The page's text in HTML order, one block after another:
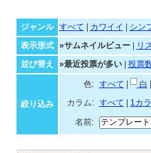
ジャンル すべて カワイイ シン
表示形式
»サムネイルビュー|
リ
並び替え
»最近投票が多い| 投票
絞り込み
色: すべて 白
カラム:
すべて 1カ
名前: